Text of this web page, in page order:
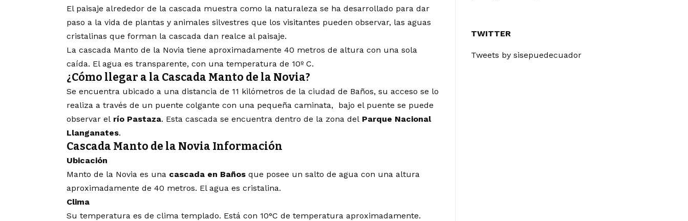
El paisaje alrededor de la cascada muestra como la naturaleza se ha desarrollado para dar
paso a la vida de plantas y animales silvestres que los visitantes pueden observar, las aguas
cristalinas que forman la cascada dan realce al paisaje.
La cascada Manto de la Novia tiene aproximadamente 40 metros de altura con una sola
caída. El agua es transparente, con una temperatura de 10º C.
¿Cómo llegar a la Cascada Manto de la Novia?
Se encuentra ubicado a una distancia de 11 kilómetros de la ciudad de Baños, su acceso se lo
realiza a través de un puente colgante con una pequeña caminata, bajo el puente se puede
observar el río Pastaza. Esta cascada se encuentra dentro de la zona del Parque Nacional
Llanganates.
Cascada Manto de la Novia Información
Ubicación
Manto de la Novia es una cascada en Baños que posee un salto de agua con una altura
aproximadamente de 40 metros. El agua es cristalina.
Clima
Su temperatura es de clima templado. Está con 10°C de temperatura aproximadamente.
TWITTER
Tweets by sisepuedecuador